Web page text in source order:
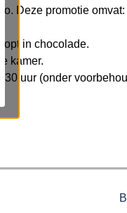
Deze promotie omvat:
in chocolade.
kamer.
uur (onder